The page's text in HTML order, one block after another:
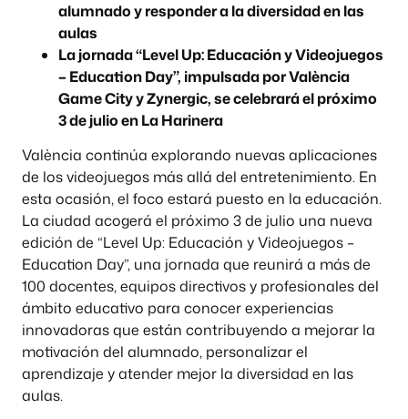
alumnado y responder a la diversidad en las
aulas
La jornada “Level Up: Educación y Videojuegos
– Education Day”, impulsada por València
Game City y Zynergic, se celebrará el próximo
3 de julio en La Harinera
València continúa explorando nuevas aplicaciones
de los videojuegos más allá del entretenimiento. En
esta ocasión, el foco estará puesto en la educación.
La ciudad acogerá el próximo 3 de julio una nueva
edición de “Level Up: Educación y Videojuegos –
Education Day”, una jornada que reunirá a más de
100 docentes, equipos directivos y profesionales del
ámbito educativo para conocer experiencias
innovadoras que están contribuyendo a mejorar la
motivación del alumnado, personalizar el
aprendizaje y atender mejor la diversidad en las
aulas.